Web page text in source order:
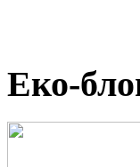
Еко-